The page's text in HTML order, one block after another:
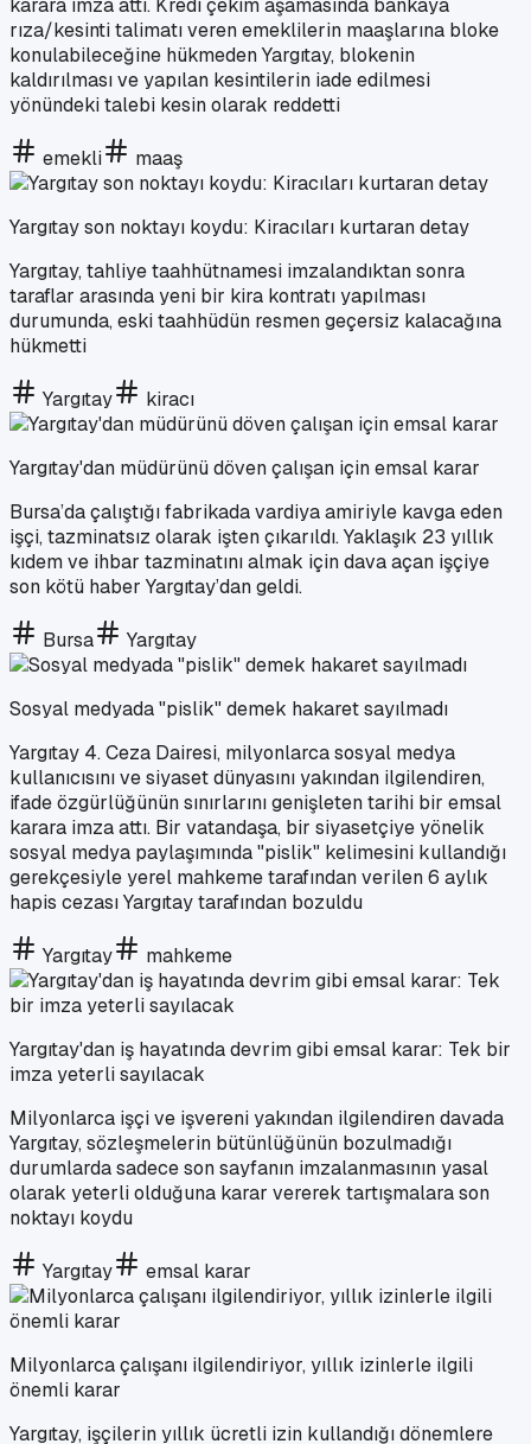
karara imza attı. Kredi çekim aşamasında bankaya
rıza/kesinti talimatı veren emeklilerin maaşlarına bloke
konulabileceğine hükmeden Yargıtay, blokenin
kaldırılması ve yapılan kesintilerin iade edilmesi
yönündeki talebi kesin olarak reddetti
emekli maaş
Yargıtay son noktayı koydu: Kiracıları kurtaran detay
Yargıtay, tahliye taahhütnamesi imzalandıktan sonra
taraflar arasında yeni bir kira kontratı yapılması
durumunda, eski taahhüdün resmen geçersiz kalacağına
hükmetti
Yargıtay kiracı
Yargıtay'dan müdürünü döven çalışan için emsal karar
Bursa’da çalıştığı fabrikada vardiya amiriyle kavga eden
işçi, tazminatsız olarak işten çıkarıldı. Yaklaşık 23 yıllık
kıdem ve ihbar tazminatını almak için dava açan işçiye
son kötü haber Yargıtay’dan geldi.
Bursa Yargıtay
Sosyal medyada "pislik" demek hakaret sayılmadı
Yargıtay 4. Ceza Dairesi, milyonlarca sosyal medya
kullanıcısını ve siyaset dünyasını yakından ilgilendiren,
ifade özgürlüğünün sınırlarını genişleten tarihi bir emsal
karara imza attı. Bir vatandaşa, bir siyasetçiye yönelik
sosyal medya paylaşımında "pislik" kelimesini kullandığı
gerekçesiyle yerel mahkeme tarafından verilen 6 aylık
hapis cezası Yargıtay tarafından bozuldu
Yargıtay mahkeme
Yargıtay'dan iş hayatında devrim gibi emsal karar: Tek bir
imza yeterli sayılacak
Milyonlarca işçi ve işvereni yakından ilgilendiren davada
Yargıtay, sözleşmelerin bütünlüğünün bozulmadığı
durumlarda sadece son sayfanın imzalanmasının yasal
olarak yeterli olduğuna karar vererek tartışmalara son
noktayı koydu
Yargıtay emsal karar
Milyonlarca çalışanı ilgilendiriyor, yıllık izinlerle ilgili
önemli karar
Yargıtay, işçilerin yıllık ücretli izin kullandığı dönemlere